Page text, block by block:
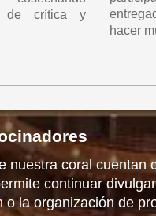
de crítica y
hacer
nuestra coral cuentan
continuar
o la organización de